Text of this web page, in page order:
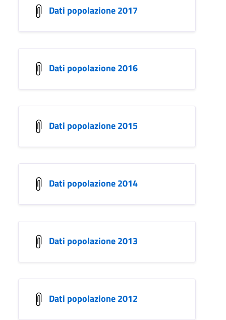
Dati popolazione 2017
Dati popolazione 2016
Dati popolazione 2015
Dati popolazione 2014
Dati popolazione 2013
Dati popolazione 2012